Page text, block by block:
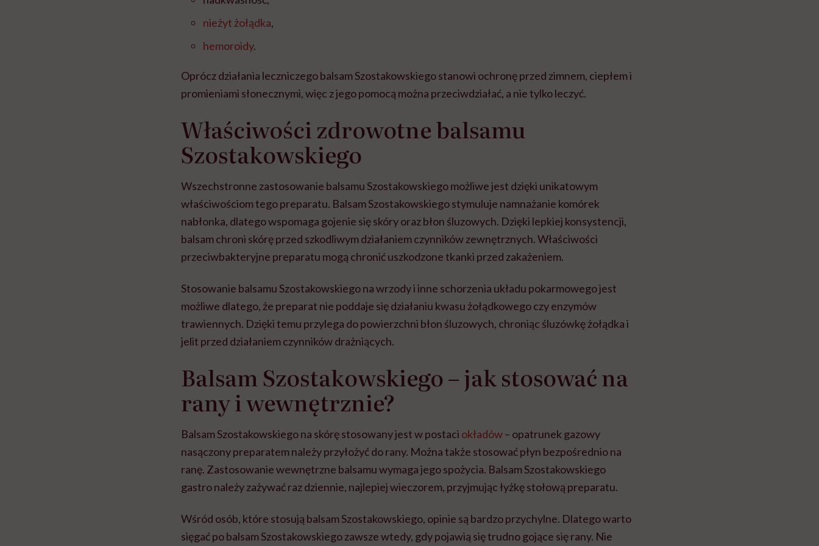
nieżyt żołądka,
hemoroidy.
Oprócz działania leczniczego balsam Szostakowskiego stanowi ochronę przed zimnem, ciepłem i
promieniami słonecznymi, więc z jego pomocą można przeciwdziałać, a nie tylko leczyć.
Właściwości zdrowotne balsamu
Szostakowskiego
Wszechstronne zastosowanie balsamu Szostakowskiego możliwe jest dzięki unikatowym
właściwościom tego preparatu. Balsam Szostakowskiego stymuluje namnażanie komórek
nabłonka, dlatego wspomaga gojenie się skóry oraz błon śluzowych. Dzięki lepkiej konsystencji,
balsam chroni skórę przed szkodliwym działaniem czynników zewnętrznych. Właściwości
przeciwbakteryjne preparatu mogą chronić uszkodzone tkanki przed zakażeniem.
Stosowanie balsamu Szostakowskiego na wrzody i inne schorzenia układu pokarmowego jest
możliwe dlatego, że preparat nie poddaje się działaniu kwasu żołądkowego czy enzymów
trawiennych. Dzięki temu przylega do powierzchni błon śluzowych, chroniąc śluzówkę żołądka i
jelit przed działaniem czynników drażniących.
Balsam Szostakowskiego – jak stosować na
rany i wewnętrznie?
Balsam Szostakowskiego na skórę stosowany jest w postaci okładów– opatrunek gazowy
nasączony preparatem należy przyłożyć do rany. Można także stosować płyn bezpośrednio na
ranę. Zastosowanie wewnętrzne balsamu wymaga jego spożycia. Balsam Szostakowskiego
gastro należy zażywać raz dziennie, najlepiej wieczorem, przyjmując łyżkę stołową preparatu.
Wśród osób, które stosują balsam Szostakowskiego, opinie są bardzo przychylne. Dlatego warto
sięgać po balsam Szostakowskiego zawsze wtedy, gdy pojawią się trudno gojące się rany. Nie